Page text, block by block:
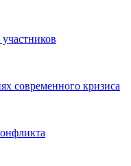
современного кризиса